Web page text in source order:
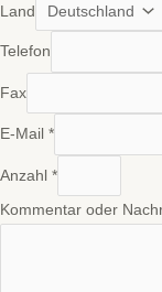
Land
Telefon
Fax
E-Mail *
Anzahl *
Kommentar oder